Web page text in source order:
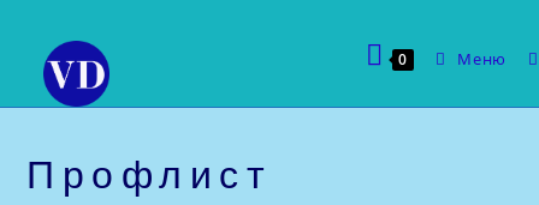
содержимому
0 Меню
Профлист